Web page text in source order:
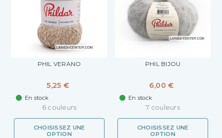
PHIL VERANO
5,25 €
En stock
6 couleurs
CHOISISSEZ UNE
OPTION
PHIL BIJOU
6,00 €
En stock
7 couleurs
CHOISISSEZ UNE
OPTION